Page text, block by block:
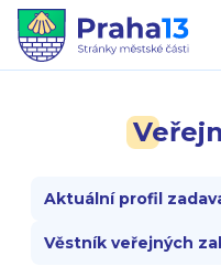
Aktuální profil
Věstník veřejných